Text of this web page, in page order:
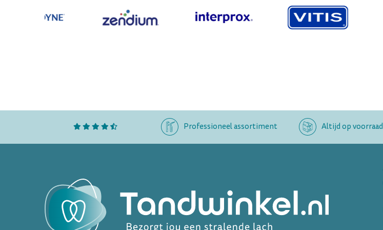
Professioneel assortiment Altijd op voorraad